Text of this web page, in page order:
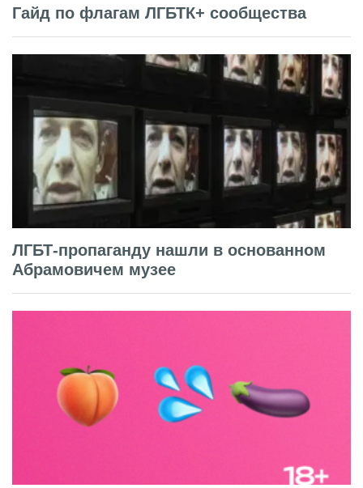
Гайд по флагам ЛГБТК+ сообщества
ЛГБТ-пропаганду нашли в основанном
Абрамовичем музее